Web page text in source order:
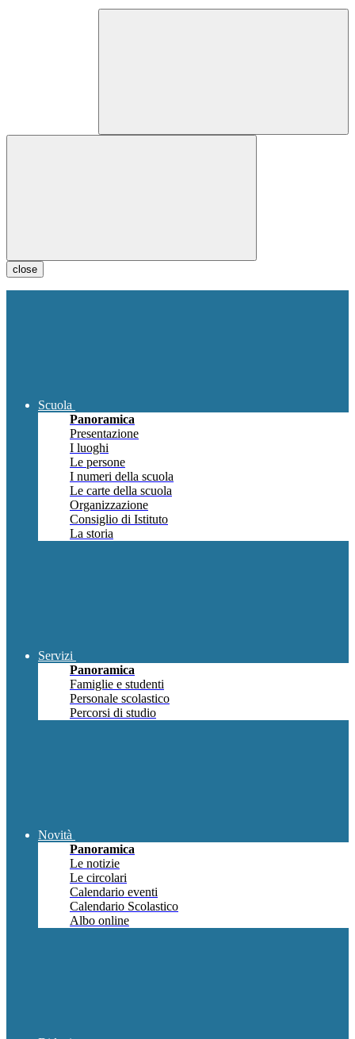
close
Scuola
Panoramica
Presentazione
I luoghi
Le persone
I numeri della scuola
Le carte della scuola
Organizzazione
Consiglio di Istituto
La storia
Servizi
Panoramica
Famiglie e studenti
Personale scolastico
Percorsi di studio
Novità
Panoramica
Le notizie
Le circolari
Calendario eventi
Calendario Scolastico
Albo online